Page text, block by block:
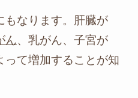
なります。肝臓が
ん、乳がん、子宮が
って増加することが知